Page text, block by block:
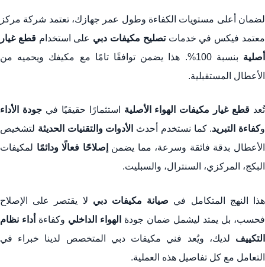
لضمان أعلى مستويات الكفاءة وطول عمر جهازك، تعتمد شركة مركز
معتمد فيكس في خدماتتصليح مكيفات دبي على استخدامقطع غيار
أصلية
بنسبة 100%. هذا يضمن توافقًا تامًا مع مكيفك ويحميه من
الأعطال المستقبلية.
تُعد قطع غيار مكيفات الهواء الأصلية استثمارًا حقيقيًا فيجودة الأداء
وكفاءة التبريد. كما نستخدم أحدث الأدوات والتقنيات الحديثة لتشخيص
الأعطال بدقة فائقة وسرعة، مما يضمن
إصلاحًا فعالًا ودائمًا لمكيفات
البكج، المركزي، السنترال، والسبليت.
هذا النهج المتكامل في صيانة مكيفات دبي لا يقتصر على الإصلاح
فحسب، بل يمتد ليشمل ضمان جودة
الهواء الداخلي وكفاءة أداء نظام
التكييف لديك، ويُعد فني مكيفات دبي المتخصص لدينا خبراء في
التعامل مع كل تفاصيل هذه العملية.